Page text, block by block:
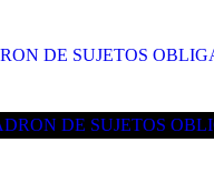
DE SUJETOS